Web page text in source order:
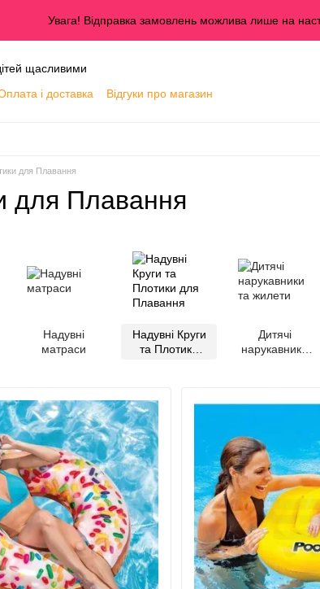
Увага! Відправка замовлень можлива лише на
щасливими
і доставка
Відгуки про магазин
для Плавання
для Плавання
Надувні
матраси
Надувні Круги
та Плотики
Дитячі
нарукавники